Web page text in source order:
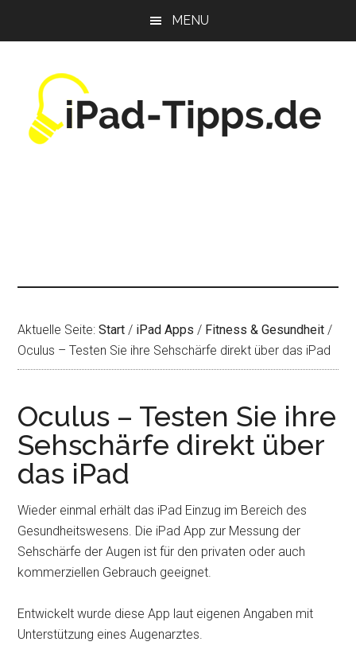
MENU
Aktuelle Seite:Start / iPad Apps / Fitness & Gesundheit /
Oculus – Testen Sie ihre Sehschärfe direkt über das iPad
Oculus – Testen Sie ihre
Sehschärfe direkt über
das iPad
Wieder einmal erhält das iPad Einzug im Bereich des
Gesundheitswesens. Die iPad App zur Messung der
Sehschärfe der Augen ist für den privaten oder auch
kommerziellen Gebrauch geeignet.
Entwickelt wurde diese App laut eigenen Angaben mit
Unterstützung eines Augenarztes.